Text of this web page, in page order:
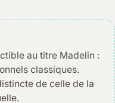
au titre Madelin :
classiques.
de celle de la